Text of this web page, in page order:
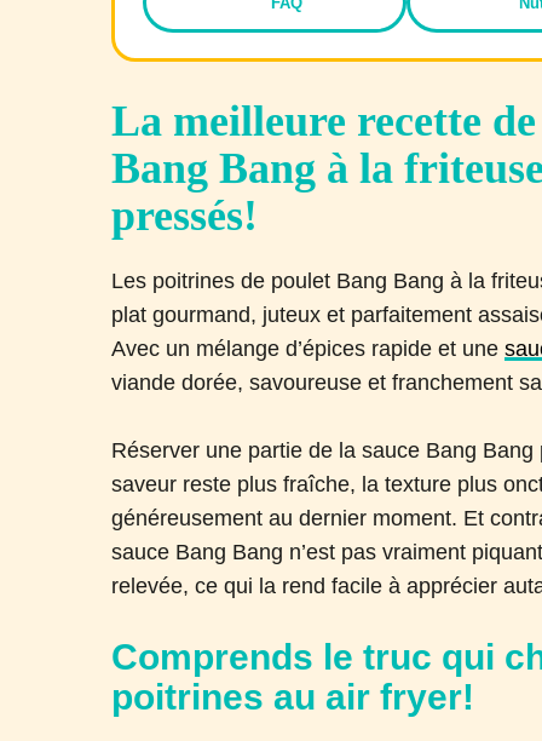
La meilleure recette
Bang Bang à la
pressés!
Les poitrines de poulet Bang Bang à la
plat gourmand, juteux et parfaitement
Avec un mélange d’épices rapide et une
viande dorée, savoureuse et franchement
Réserver une partie de la sauce Bang
saveur reste plus fraîche, la texture plus
généreusement au dernier moment. Et
sauce Bang Bang n’est pas vraiment
relevée, ce qui la rend facile à apprécier
Comprends le truc qui
poitrines au air fryer!